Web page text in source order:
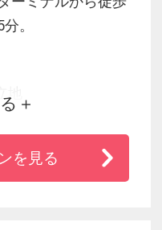
。
徒歩約3分（離島観
を見る